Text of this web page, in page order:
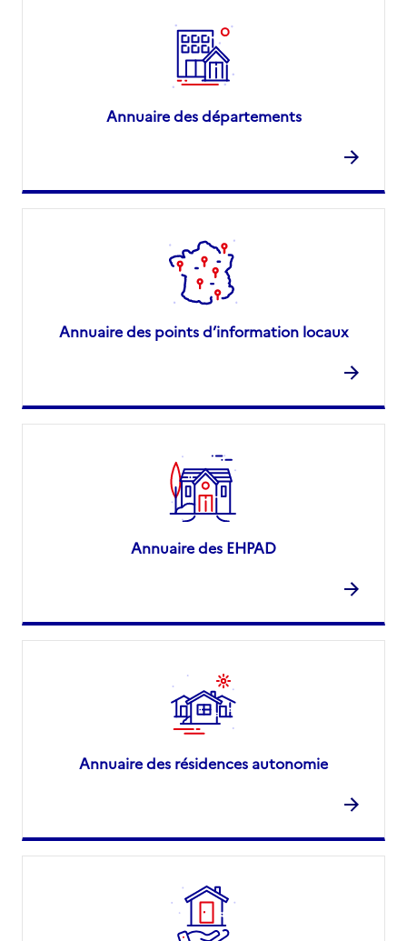
Annuaire des départements
Annuaire des points d’information locaux
Annuaire des EHPAD
Annuaire des résidences autonomie